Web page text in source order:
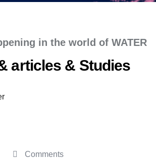
in the world of WATER
articles & Studies
Comments